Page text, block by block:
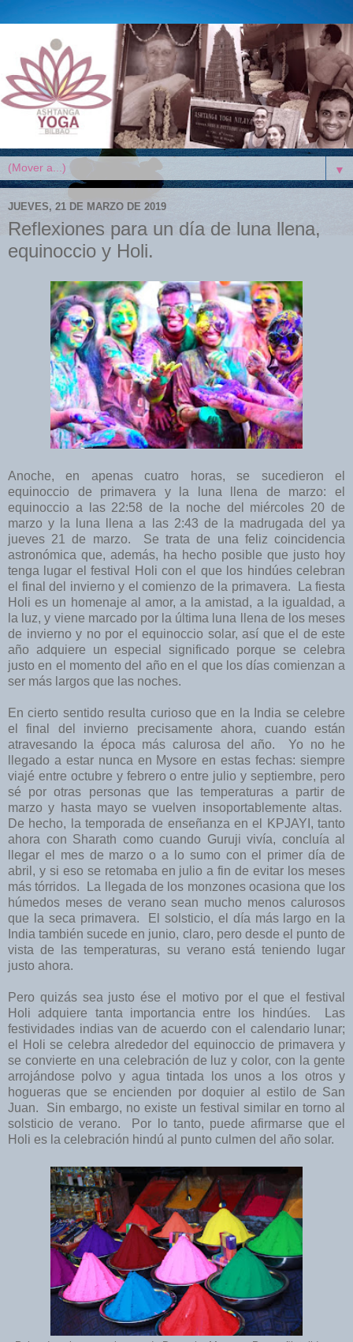
▼
JUEVES, 21 DE MARZO DE 2019
Reflexiones para un día de luna llena,
equinoccio y Holi.
Anoche, en apenas cuatro horas, se sucedieron el
equinoccio de primavera y la luna llena de marzo: el
equinoccio a las 22:58 de la noche del miércoles 20 de
marzo y la luna llena a las 2:43 de la madrugada del ya
jueves 21 de marzo. Se trata de una feliz coincidencia
astronómica que, además, ha hecho posible que justo hoy
tenga lugar el festival Holi con el que los hindúes celebran
el final del invierno y el comienzo de la primavera. La fiesta
Holi es un homenaje al amor, a la amistad, a la igualdad, a
la luz, y viene marcado por la última luna llena de los meses
de invierno y no por el equinoccio solar, así que el de este
año adquiere un especial significado porque se celebra
justo en el momento del año en el que los días comienzan a
ser más largos que las noches.
En cierto sentido resulta curioso que en la India se celebre
el final del invierno precisamente ahora, cuando están
atravesando la época más calurosa del año. Yo no he
llegado a estar nunca en Mysore en estas fechas: siempre
viajé entre octubre y febrero o entre julio y septiembre, pero
sé por otras personas que las temperaturas a partir de
marzo y hasta mayo se vuelven insoportablemente altas.
De hecho, la temporada de enseñanza en el KPJAYI, tanto
ahora con Sharath como cuando Guruji vivía, concluía al
llegar el mes de marzo o a lo sumo con el primer día de
abril, y si eso se retomaba en julio a fin de evitar los meses
más tórridos. La llegada de los monzones ocasiona que los
húmedos meses de verano sean mucho menos calurosos
que la seca primavera. El solsticio, el día más largo en la
India también sucede en junio, claro, pero desde el punto de
vista de las temperaturas, su verano está teniendo lugar
justo ahora.
Pero quizás sea justo ése el motivo por el que el festival
Holi adquiere tanta importancia entre los hindúes. Las
festividades indias van de acuerdo con el calendario lunar;
el Holi se celebra alrededor del equinoccio de primavera y
se convierte en una celebración de luz y color, con la gente
arrojándose polvo y agua tintada los unos a los otros y
hogueras que se encienden por doquier al estilo de San
Juan. Sin embargo, no existe un festival similar en torno al
solsticio de verano. Por lo tanto, puede afirmarse que el
Holi es la celebración hindú al punto culmen del año solar.